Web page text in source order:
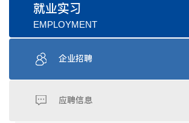
就业实习
EMPLOYMENT
企业招聘
应聘信息